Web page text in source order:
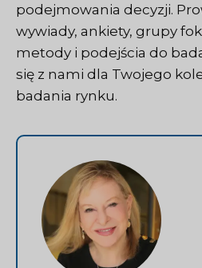
podejmowania decyzji.
wywiady, ankiety, grupy
metody i podejścia do
się z nami dla Twojego
badania rynku.